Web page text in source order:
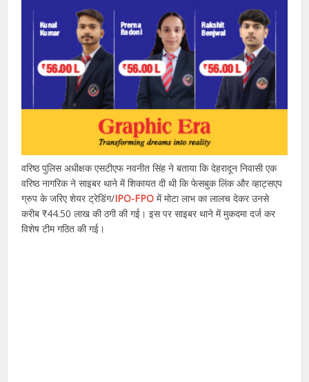
वरिष्ठ पुलिस अधीक्षक एसटीएफ नवनीत सिंह ने बताया कि देहरादून निवासी एक
वरिष्ठ नागरिक ने साइबर थाने में शिकायत दी थी कि फेसबुक लिंक और व्हाट्सएप
ग्रुप के जरिए शेयर ट्रेडिंग/IPO-FPO में मोटा लाभ का लालच देकर उनसे
करीब ₹44.50 लाख की ठगी की गई। इस पर साइबर थाने में मुकदमा दर्ज कर
विशेष टीम गठित की गई।